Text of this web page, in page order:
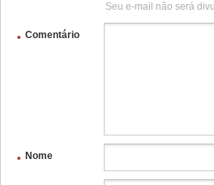
Seu e-mail não será
Comentário
*
Nome
*